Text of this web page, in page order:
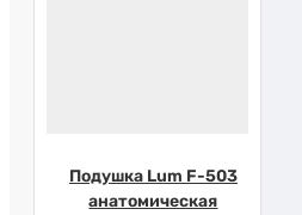
Подушка Lum F-503
анатомическая